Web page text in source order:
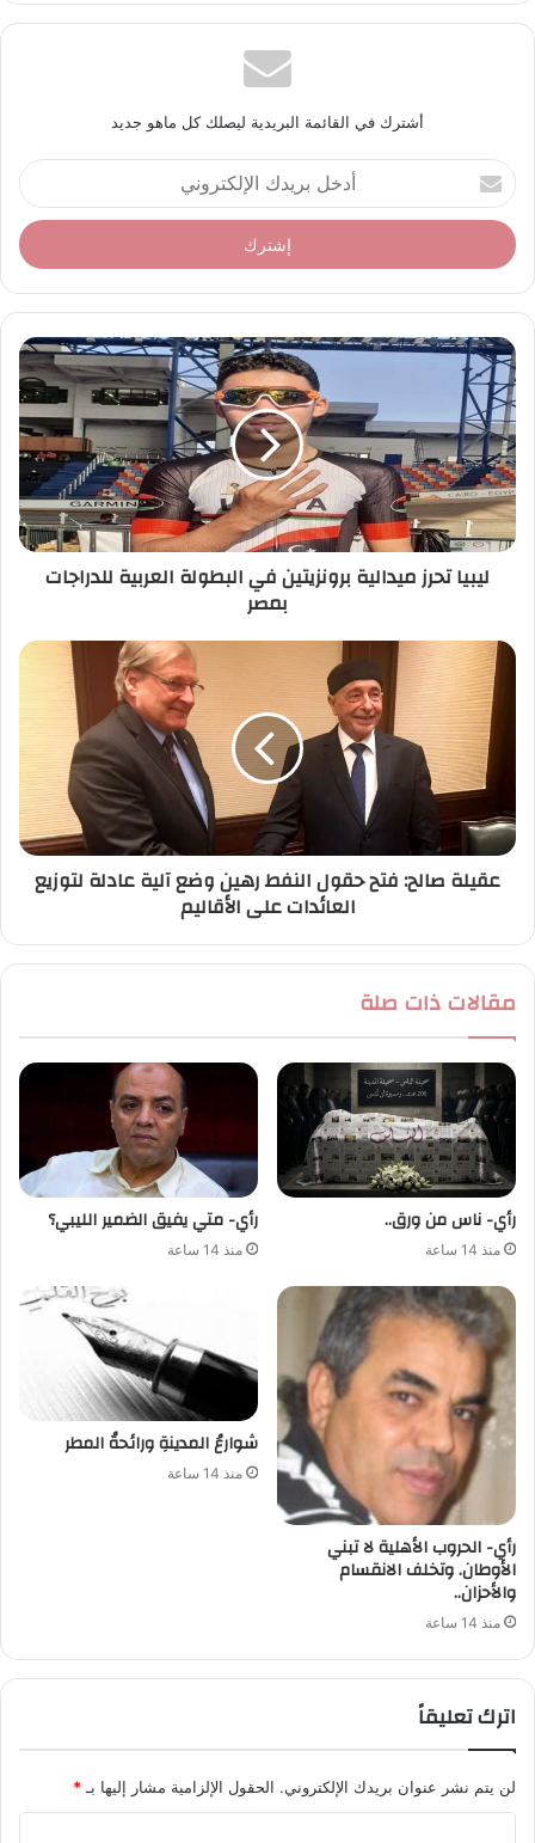
أشترك في القائمة البريدية ليصلك كل ماهو جديد
أ
د
خ
ل
ر
د
ك
ا
ل
إ
ل
ك
ت
ر
ليبيا تحرز ميدالية برونزيتين في البطولة العربية للدراجات
بمصر
عقيلة صالح: فتح حقول النفط رهين وضع آلية عادلة لتوزيع
العائدات على الأقاليم
مقالات ذات صلة
رأي- ناس من ورق..
منذ 14 ساعة
رأي- متي يفيق الضمير الليبي؟
منذ 14 ساعة
رأي- الحروب الأهلية لا تبني
الأوطان. وتخلف الانقسام
والأحزان..
منذ 14 ساعة
شوارعُ المدينةِ ورائحةُ المطر
منذ 14 ساعة
اترك تعليقاً
لن يتم نشر عنوان بريدك الإلكتروني. الحقول الإلزامية مشار إليها بـ *